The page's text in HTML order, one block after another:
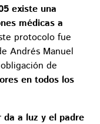
existe una
médicas a
protocolo fue
Andrés Manuel
de
en todos los
da a luz y el padre